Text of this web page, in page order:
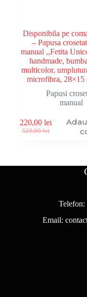
Disponibila pe
– Papusa
manual ,,Fetita
handmade,
multicolor,
microfibra, 28×15
Papusi
manual
320,00lei
Prețul
320,00 lei.
220,00lei
Prețul
Telefon:
Email: